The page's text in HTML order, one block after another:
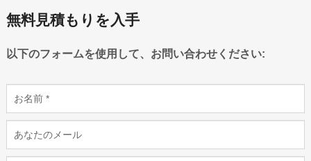
無料見積もりを入手
以下のフォームを使用して、お問い合わせください: